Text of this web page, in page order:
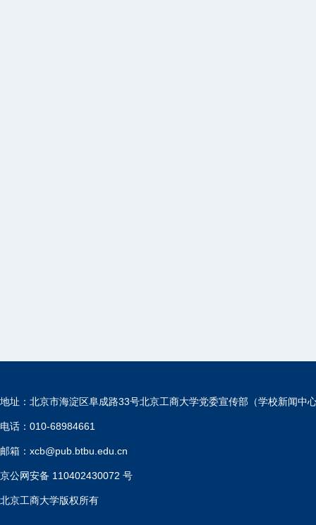
地址：北京市海淀区阜成路33号北京工商大学党委宣传部（学校新闻中
电话：010-68984661
邮箱：xcb@pub.btbu.edu.cn
京公网安备 110402430072 号
北京工商大学版权所有